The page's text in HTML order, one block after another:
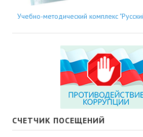
Учебно-методический комплекс
СЧЕТЧИК ПОСЕЩЕНИЙ